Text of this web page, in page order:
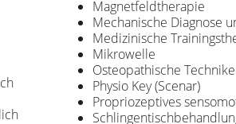
Magnetfeldtherapie
Mechanische Diagnose
Medizinische
Mikrowelle
Osteopathische
Physio Key (Scenar)
Propriozeptives